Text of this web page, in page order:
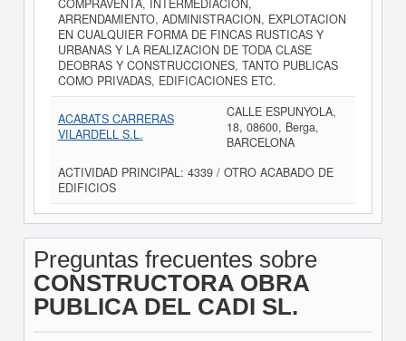
COMPRAVENTA, INTERMEDIACION,
ARRENDAMIENTO, ADMINISTRACION, EXPLOTACION
EN CUALQUIER FORMA DE FINCAS RUSTICAS Y
URBANAS Y LA REALIZACION DE TODA CLASE
DEOBRAS Y CONSTRUCCIONES, TANTO PUBLICAS
COMO PRIVADAS, EDIFICACIONES ETC.
ACABATS CARRERAS
VILARDELL S.L.
CALLE ESPUNYOLA,
18, 08600, Berga,
BARCELONA
ACTIVIDAD PRINCIPAL: 4339 / OTRO ACABADO DE
EDIFICIOS
Preguntas frecuentes sobre
CONSTRUCTORA OBRA
PUBLICA DEL CADI SL.